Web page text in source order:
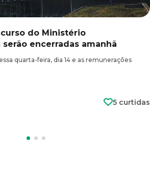
do Ministério
serão encerradas amanhã
quarta-feira, dia 14 e as remunerações
5 curtidas